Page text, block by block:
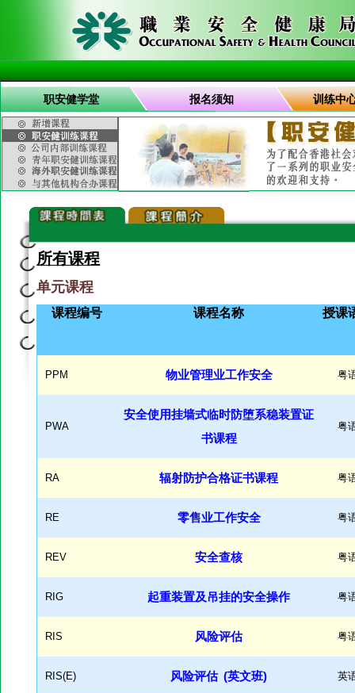
职安健学堂 报名须知 训练中
所有课程
单元课程
课程编号 课程名称 授课
PPM 物业管理业工作安全 粤
PWA
安全使用挂墙式临时防堕系稳装置证
书课程
粤
RA 辐射防护合格证书课程 粤
RE 零售业工作安全 粤
REV 安全查核 粤
RIG 起重装置及吊挂的安全操作 粤
RIS 风险评估 粤
RIS(E) 风险评估 (英文班) 英